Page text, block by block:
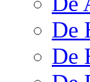
De
De